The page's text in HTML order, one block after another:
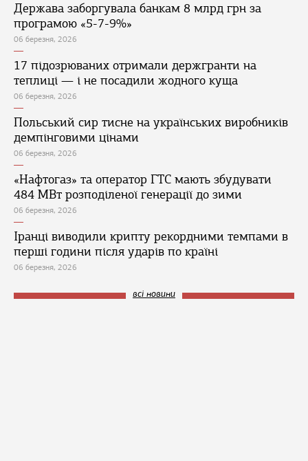
Держава заборгувала банкам 8 млрд грн за
програмою «5-7-9%»
06 березня, 2026
17 підозрюваних отримали держгранти на
теплиці — і не посадили жодного куща
06 березня, 2026
Польський сир тисне на українських виробників
демпінговими цінами
06 березня, 2026
«Нафтогаз» та оператор ГТС мають збудувати
484 МВт розподіленої генерації до зими
06 березня, 2026
Іранці виводили крипту рекордними темпами в
перші години після ударів по країні
06 березня, 2026
всі новини